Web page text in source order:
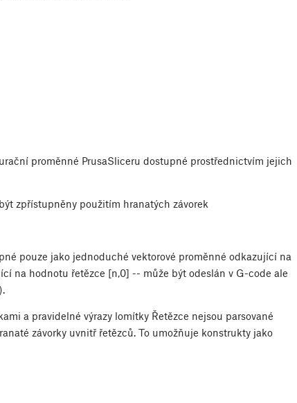
proměnné PrusaSliceru dostupné prostřednictvím jejich
zpřístupněny použitím hranatých závorek
pouze jako jednoduché vektorové proměnné odkazující na
na hodnotu řetězce [n,0] -- může být odeslán v G-code ale
a pravidelné výrazy lomítky Řetězce nejsou parsované
závorky uvnitř řetězců. To umožňuje konstrukty jako